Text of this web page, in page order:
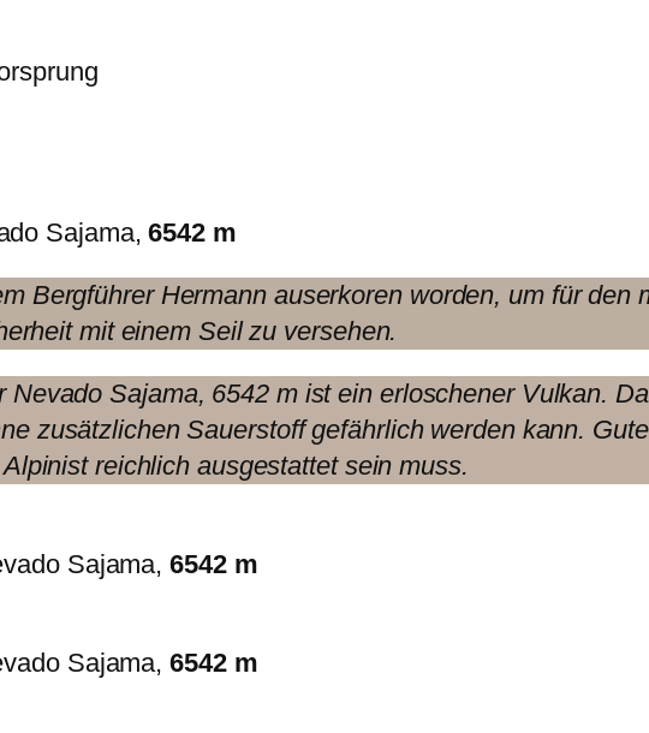
Sajama,6542 m
Bergführer Hermann auserkoren worden, um für den
mit einem Seil zu versehen.
Sajama, 6542 m ist ein erloschener Vulkan.
zusätzlichen Sauerstoff gefährlich werden kann.
reichlich ausgestattet sein muss.
Sajama,6542 m
Sajama,6542 m